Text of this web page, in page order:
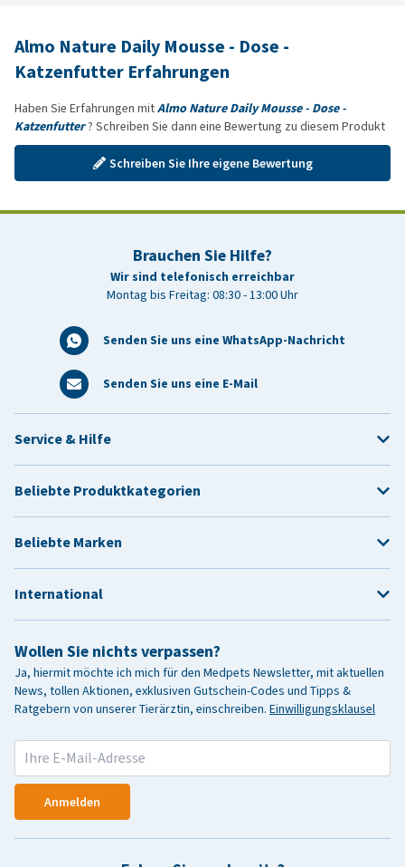
Almo Nature Daily Mousse - Dose -
Katzenfutter Erfahrungen
Haben Sie Erfahrungen mitAlmo Nature Daily Mousse - Dose -
Katzenfutter? Schreiben Sie dann eine Bewertung zu diesem Produkt
Schreiben Sie Ihre eigene Bewertung
Brauchen Sie Hilfe?
Wir sind telefonisch erreichbar
Montag bis Freitag: 08:30 - 13:00 Uhr
Senden Sie uns eine WhatsApp-Nachricht
Senden Sie uns eine E-Mail
Wollen Sie nichts verpassen?
Ja, hiermit möchte ich mich für den Medpets Newsletter, mit aktuellen
News, tollen Aktionen, exklusiven Gutschein-Codes und Tipps &
Ratgebern von unserer Tierärztin, einschreiben. Einwilligungsklausel
Anmelden
Service & Hilfe
Beliebte Produktkategorien
Beliebte Marken
International